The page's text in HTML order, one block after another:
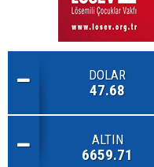
DOLAR
47.68
ALTIN
6659.71